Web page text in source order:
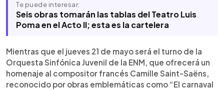
Te puede interesar:
Seis obras tomarán las tablas del Teatro Luis
Poma en el Acto II; esta es la cartelera
Mientras que el jueves 21 de mayo será el turno de la
Orquesta Sinfónica Juvenil de la ENM, que ofrecerá un
homenaje al compositor francés Camille Saint-Saëns,
reconocido por obras emblemáticas como “El carnaval